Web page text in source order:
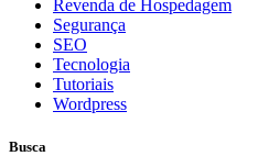
Revenda de Hospedagem
Segurança
SEO
Tecnologia
Tutoriais
Wordpress
Busca